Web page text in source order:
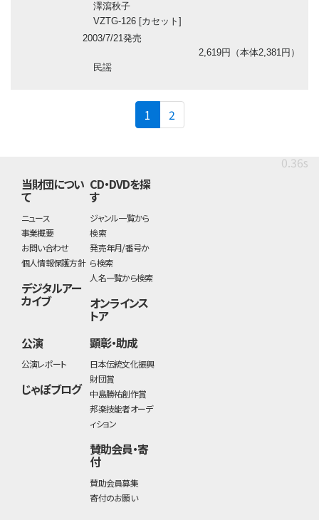
澤瀉秋子
VZTG-126 [カセット]
2003/7/21発売
2,619円（本体2,381円）
民謡
1 (current)
2
0.36s
当財団につい
て
ニュース
事業概要
お問い合わせ
個人情報保護方針
デジタルアー
カイブ
CD・DVDを探
す
ジャンル一覧から
検索
発売年月/番号か
ら検索
人名一覧から検索
オンラインス
トア
公演
公演レポート
じゃぽブログ
顕彰・助成
日本伝統文化振興
財団賞
中島勝祐創作賞
邦楽技能者オーデ
ィション
賛助会員・寄
付
賛助会員募集
寄付のお願い